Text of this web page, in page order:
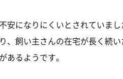
安になりにくいとされていま
、飼い主さんの在宅が長く続
あるようです。